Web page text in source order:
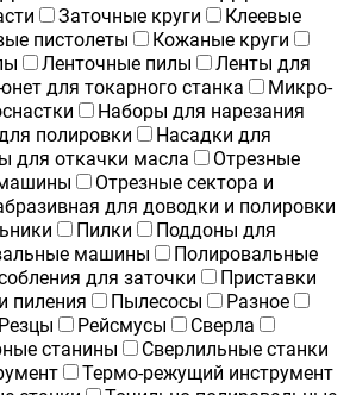
Заточные круги
Клеевые
пистолеты
Кожаные круги
Ленточные пилы
Ленты для
для токарного станка
Микро-
Наборы для нарезания
полировки
Насадки для
для откачки масла
Отрезные
Отрезные сектора и
для доводки и полировки
Пилки
Поддоны для
машины
Полировальные
для заточки
Приставки
пиления
Пылесосы
Разное
Резцы Рейсмусы
Сверла
станины
Сверлильные станки
Термо-режущий инструмент